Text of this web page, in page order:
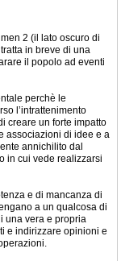
2 (il lato oscuro di
in breve di una
il popolo ad eventi
perchè le
l’intrattenimento
creare un forte impatto
associazioni di idee e a
annichilito dal
in cui vede realizzarsi
e di mancanza di
a un qualcosa di
una vera e propria
e indirizzare opinioni e